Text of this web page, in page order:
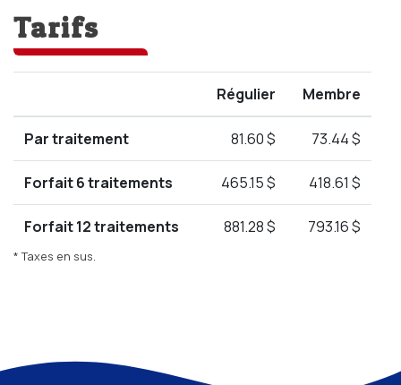
Tarifs
Régulier Membre
Par traitement 81.60 $ 73.44 $
Forfait 6 traitements 465.15 $ 418.61 $
Forfait 12 traitements 881.28 $ 793.16 $
* Taxes en sus.